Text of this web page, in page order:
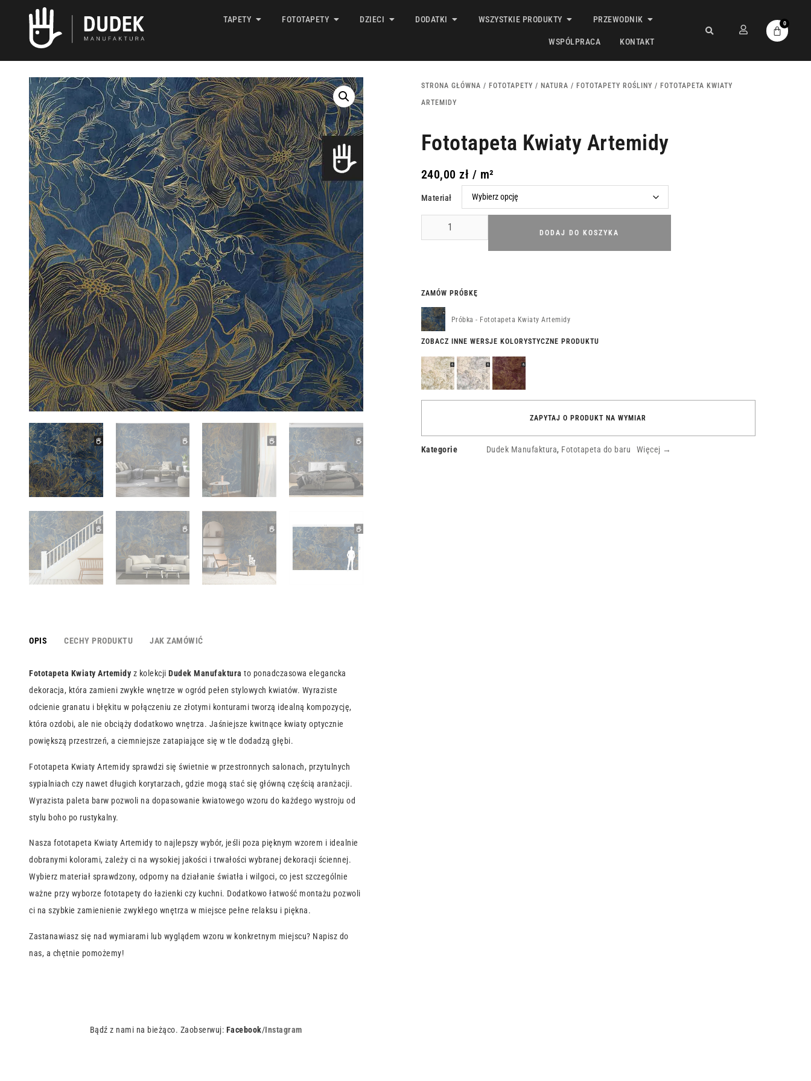
TAPETY FOTOTAPETY DZIECI DODATKI WSZYSTKIE PRODUKTY PRZEWODNIK
WSPÓLPRACA KONTAKT
0
OPIS CECHY PRODUKTU JAK ZAMÓWIĆ
Fototapeta Kwiaty Artemidy z kolekcji Dudek Manufaktura to ponadczasowa elegancka
dekoracja, która zamieni zwykłe wnętrze w ogród pełen stylowych kwiatów. Wyraziste
odcienie granatu i błękitu w połączeniu ze złotymi konturami tworzą idealną kompozycję,
która ozdobi, ale nie obciąży dodatkowo wnętrza. Jaśniejsze kwitnące kwiaty optycznie
powiększą przestrzeń, a ciemniejsze zatapiające się w tle dodadzą głębi.
Fototapeta Kwiaty Artemidy sprawdzi się świetnie w przestronnych salonach, przytulnych
sypialniach czy nawet długich korytarzach, gdzie mogą stać się główną częścią aranżacji.
Wyrazista paleta barw pozwoli na dopasowanie kwiatowego wzoru do każdego wystroju od
stylu boho po rustykalny.
Nasza fototapeta Kwiaty Artemidy to najlepszy wybór, jeśli poza pięknym wzorem i idealnie
dobranymi kolorami, zależy ci na wysokiej jakości i trwałości wybranej dekoracji ściennej.
Wybierz materiał sprawdzony, odporny na działanie światła i wilgoci, co jest szczególnie
ważne przy wyborze fototapety do łazienki czy kuchni. Dodatkowo łatwość montażu pozwoli
ci na szybkie zamienienie zwykłego wnętrza w miejsce pełne relaksu i piękna.
Zastanawiasz się nad wymiarami lub wyglądem wzoru w konkretnym miejscu? Napisz do
nas, a chętnie pomożemy!
Bądź z nami na bieżąco. Zaobserwuj: Facebook/Instagram
STRONA GŁÓWNA / FOTOTAPETY / NATURA / FOTOTAPETY ROŚLINY / FOTOTAPETA KWIATY
ARTEMIDY
Fototapeta Kwiaty Artemidy
240,00zł / m²
Materiał
DODAJ DO KOSZYKA
ZAMÓW PRÓBKĘ
Próbka - Fototapeta Kwiaty Artemidy
Fototapeta
Kwiaty
Ateny
Fototapeta
Kwiaty
Hestii
Fototapeta
Kwiaty
Hekate
ZOBACZ INNE WERSJE KOLORYSTYCZNE PRODUKTU
ZAPYTAJ O PRODUKT NA WYMIAR
Kategorie Dudek Manufaktura, Fototapeta do baru Więcej →